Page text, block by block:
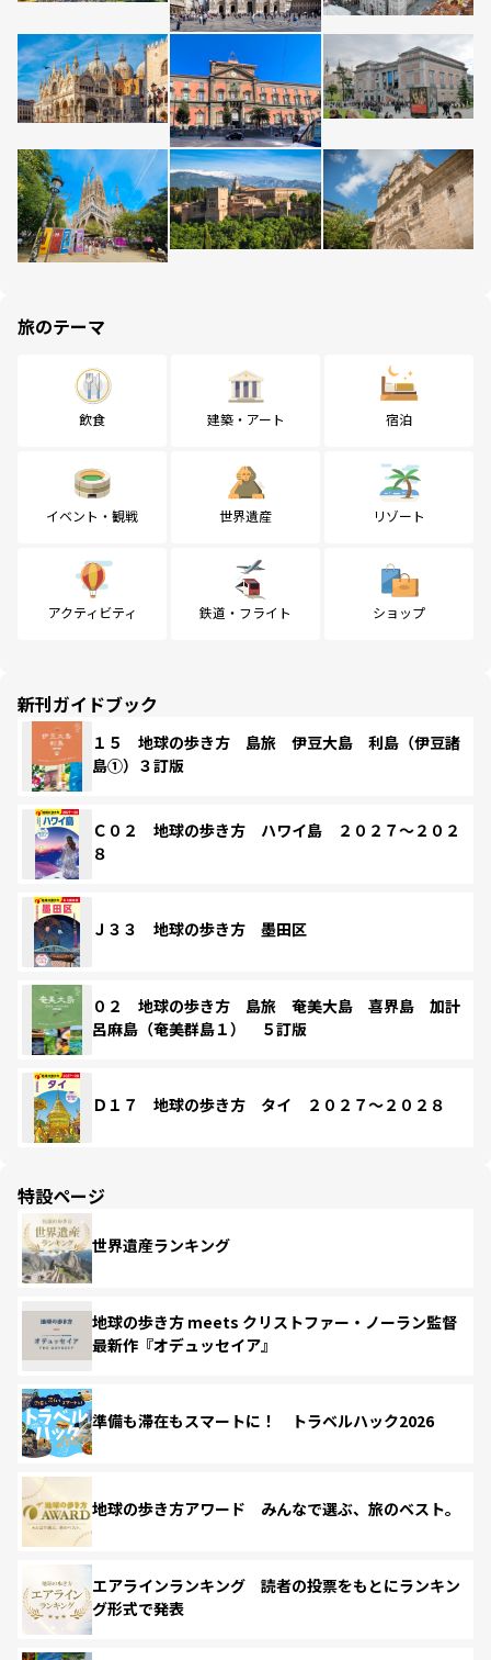
旅のテーマ
飲食 建築・アート 宿泊
イベント・観戦 世界遺産 リゾート
アクティビティ 鉄道・フライト ショップ
新刊ガイドブック
１５ 地球の歩き方 島旅 伊豆大島 利島（伊豆諸
島①）３訂版
Ｃ０２ 地球の歩き方 ハワイ島 ２０２７～２０２
８
Ｊ３３ 地球の歩き方 墨田区
０２ 地球の歩き方 島旅 奄美大島 喜界島 加計
呂麻島（奄美群島１） ５訂版
Ｄ１７ 地球の歩き方 タイ ２０２７～２０２８
特設ページ
世界遺産ランキング
地球の歩き方 meets クリストファー・ノーラン監督
最新作『オデュッセイア』
準備も滞在もスマートに！ トラベルハック2026
地球の歩き方アワード みんなで選ぶ、旅のベスト。
エアラインランキング 読者の投票をもとにランキン
グ形式で発表